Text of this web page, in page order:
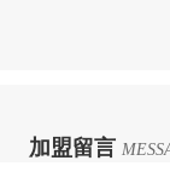
加盟留言